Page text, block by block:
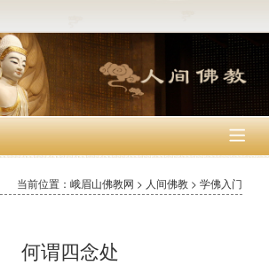

当前位置：峨眉山佛教网 > 人间佛教 > 学佛入门
何谓四念处